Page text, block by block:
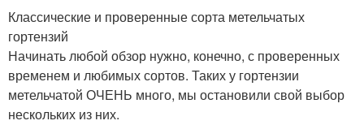
Классические и проверенные сорта метельчатых
гортензий
Начинать любой обзор нужно, конечно, с проверенных
временем и любимых сортов. Таких у гортензии
метельчатой ОЧЕНЬ много, мы остановили свой выбор
нескольких из них.